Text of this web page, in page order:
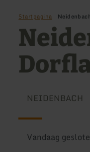
Startpagina
NEIDENBACH
Vandaag